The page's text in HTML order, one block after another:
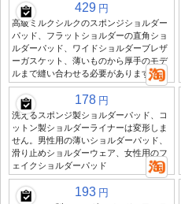
429 円
高級ミルクシルクのスポンジショルダー
パッド、フラットショルダーの直角ショ
ルダーパッド、ワイドショルダーブレザ
ーガスケット、薄いものから厚手のモデ
ルまで縫い合わせる必要があります
178 円
洗えるスポンジ製ショルダーパッド、コ
ットン製ショルダーライナーは変形しま
せん。男性用の薄いショルダーパッド、
滑り止めショルダーウェア、女性用のフ
ェイクショルダーパッド
193 円